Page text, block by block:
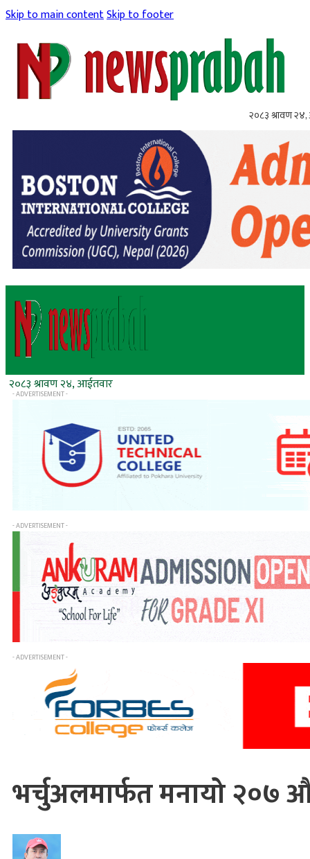
Skip to main contentSkip to footer
२०८३ श्रावण
२०८३ श्रावण २४, आईतवार
- ADVERTISEMENT -
- ADVERTISEMENT -
- ADVERTISEMENT -
भर्चुअलमार्फत मनायो २०७